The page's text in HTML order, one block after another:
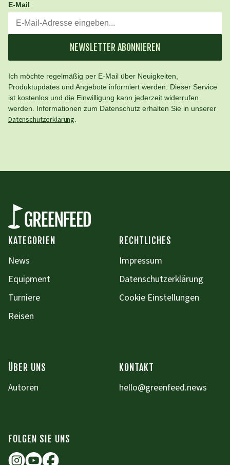
E-Mail
NEWSLETTER ABONNIEREN
Ich möchte regelmäßig per E-Mail über Neuigkeiten,
Produktupdates und Angebote informiert werden. Dieser Service
ist kostenlos und die Einwilligung kann jederzeit widerrufen
werden. Informationen zum Datenschutz erhalten Sie in unserer
Datenschutzerklärung.
KATEGORIEN
News
Equipment
Turniere
Reisen
RECHTLICHES
Impressum
Datenschutzerklärung
Cookie Einstellungen
ÜBER UNS
Autoren
KONTAKT
hello@greenfeed.news
FOLGEN SIE UNS